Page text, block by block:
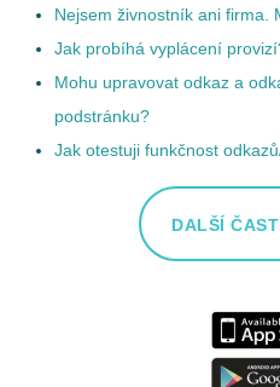
Nejsem živnostník ani firma.
Jak probíhá vyplácení
Mohu upravovat odkaz a
podstránku?
Jak otestuji funkčnost
DALŠÍ